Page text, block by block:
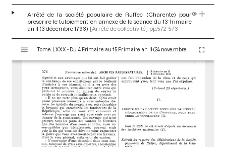
Arrêté de la société populaire de Ruffec (Charente) pour
prescrire le tutoiement, en annexe de la séance du 13 frimaire
an II (3 décembre 1793) [Arrêté de collectivité] pp.572-573
s